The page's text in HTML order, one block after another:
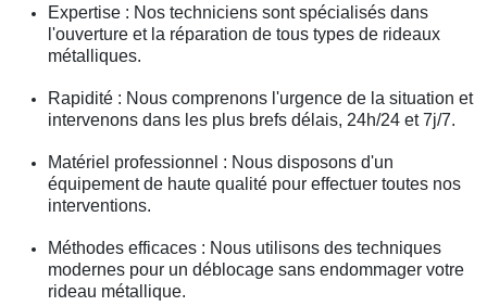
Expertise : Nos techniciens sont spécialisés dans
l'ouverture et la réparation de tous types de rideaux
métalliques.
Rapidité : Nous comprenons l'urgence de la situation et
intervenons dans les plus brefs délais, 24h/24 et 7j/7.
Matériel professionnel : Nous disposons d'un
équipement de haute qualité pour effectuer toutes nos
interventions.
Méthodes efficaces : Nous utilisons des techniques
modernes pour un déblocage sans endommager votre
rideau métallique.